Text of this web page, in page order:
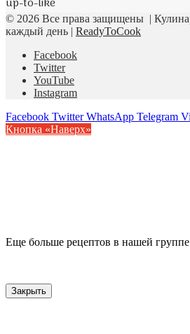
© 2026 Все права защищены |
каждый день | ReadyToCook
Facebook
Twitter
YouTube
Instagram
Facebook Twitter WhatsApp Telegram
Кнопка «Наверх»
Еще больше рецептов в нашей
Закрыть